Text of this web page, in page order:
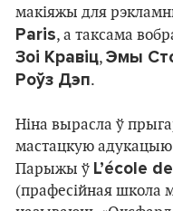
макіяжы для
Paris, а таксама
Зоі Кравіц, Эмы
Роўз Дэп.
Ніна вырасла ў
мастацкую
Парыжы ў L’école
(прафесійная школа